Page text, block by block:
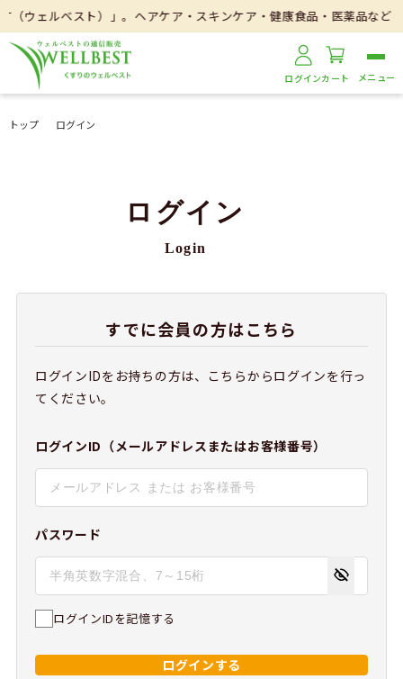
ウェルベスト）」。ヘアケア・スキンケア・健康食品・医薬品などを
ログインカート
トップ ログイン
ログイン
Login
すでに会員の方はこちら
ログインIDをお持ちの方は、こちらからログインを行っ
てください。
ログインID（メールアドレスまたはお客様番号）
パスワード
ログインIDを記憶する
ログインする